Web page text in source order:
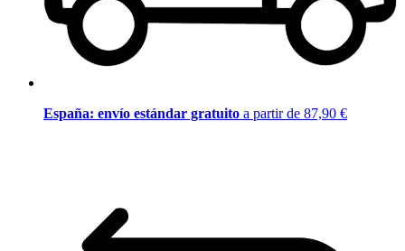
España: envío estándar gratuito a partir de 87,90 €